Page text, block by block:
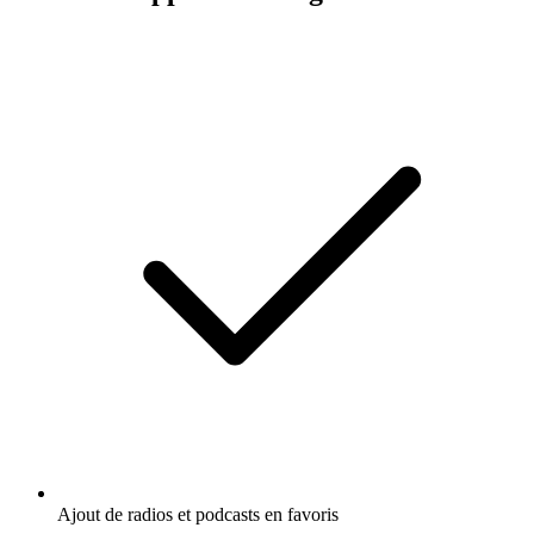
Ajout de radios et podcasts en favoris